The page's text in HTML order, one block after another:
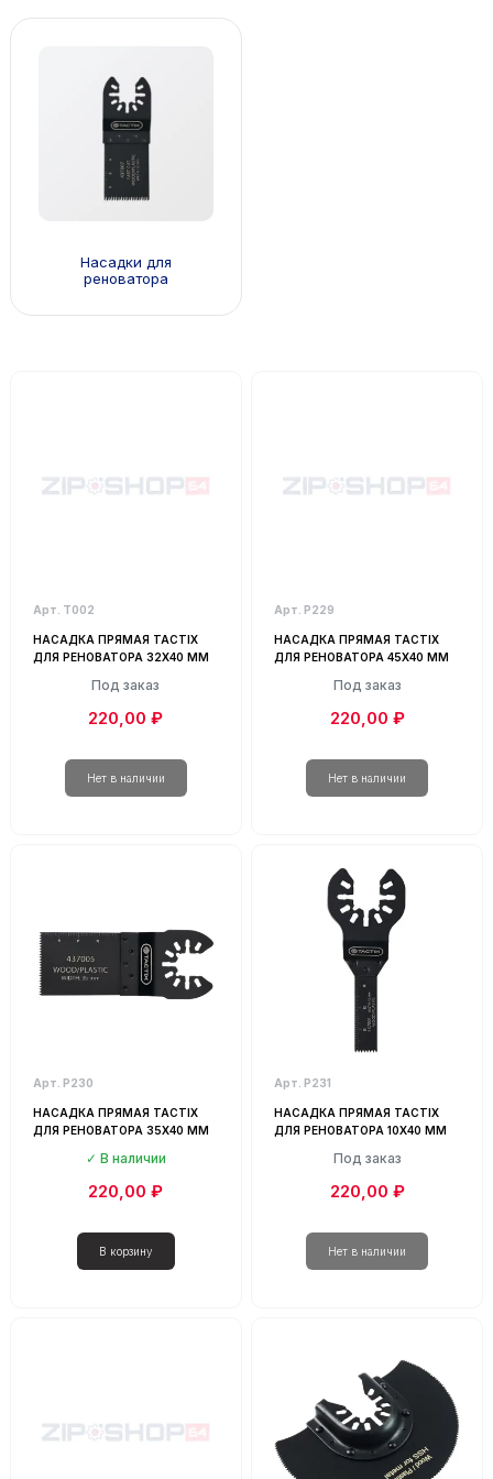
Насадки для
реноватора
Арт. Т002
НАСАДКА ПРЯМАЯ TACTIX
ДЛЯ РЕНОВАТОРА 32Х40 ММ
Под заказ
220,00 ₽
Арт. Р229
НАСАДКА ПРЯМАЯ TACTIX
ДЛЯ РЕНОВАТОРА 45Х40 ММ
Под заказ
220,00 ₽
Арт. Р230
НАСАДКА ПРЯМАЯ TACTIX
ДЛЯ РЕНОВАТОРА 35Х40 ММ
В наличии
220,00 ₽
Арт. Р231
НАСАДКА ПРЯМАЯ TACTIX
ДЛЯ РЕНОВАТОРА 10Х40 ММ
Под заказ
220,00 ₽